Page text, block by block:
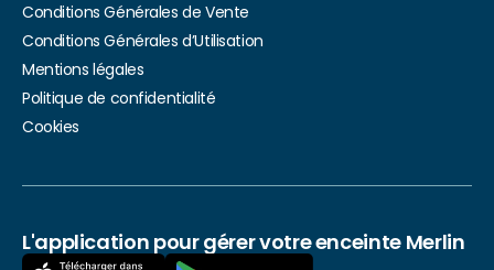
Conditions Générales de Vente
Conditions Générales d’Utilisation
Mentions légales
Politique de confidentialité
Cookies
L'application pour gérer votre enceinte Merlin